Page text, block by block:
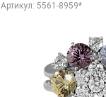
Aртикул: 5561-8959*